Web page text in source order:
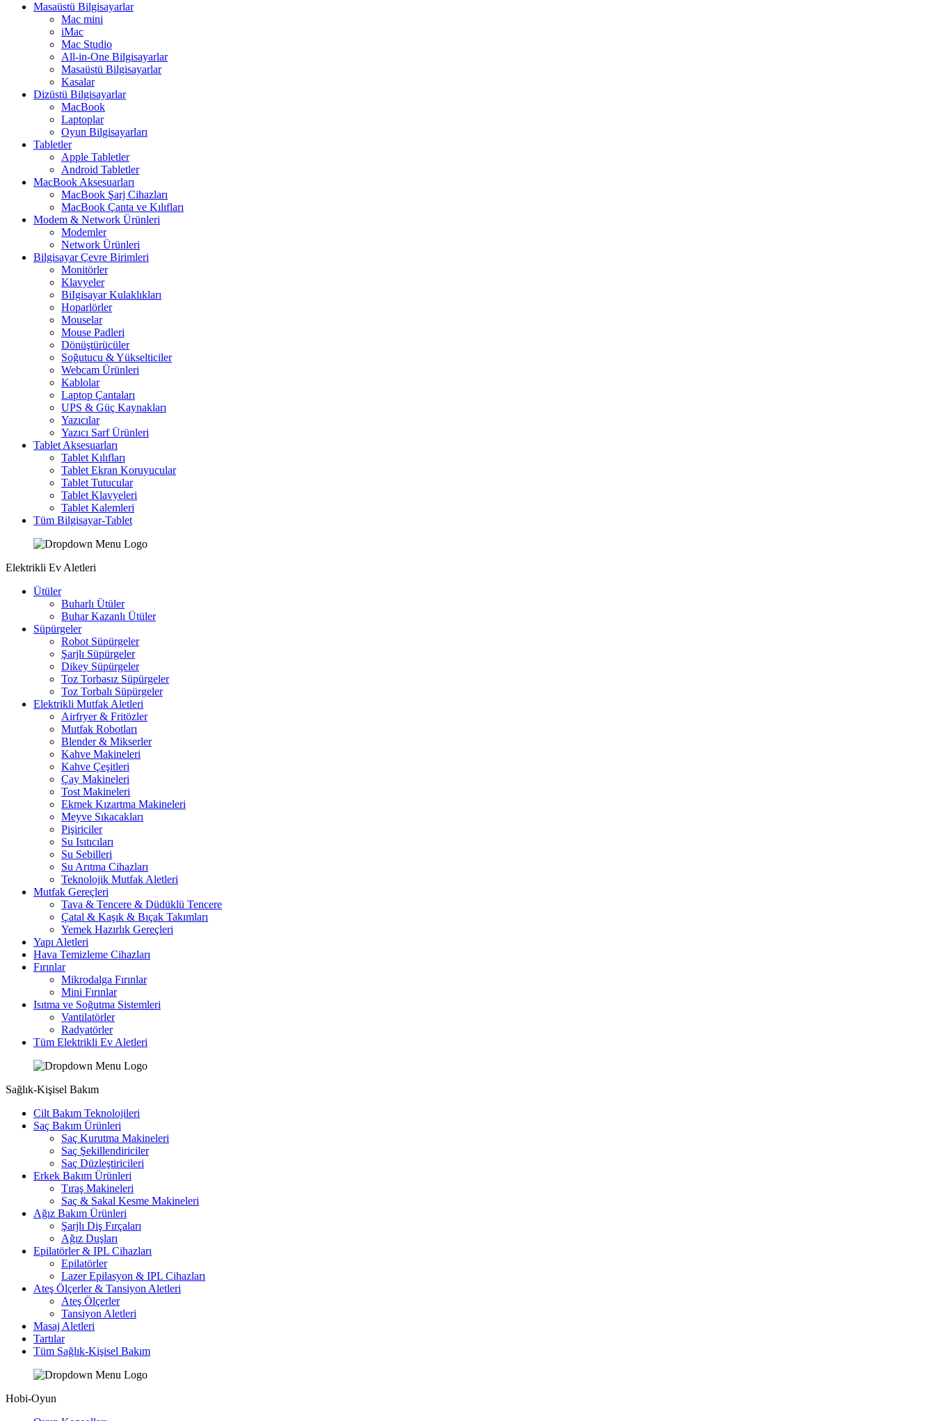
Masaüstü Bilgisayarlar
Mac mini
iMac
Mac Studio
All-in-One Bilgisayarlar
Masaüstü Bilgisayarlar
Kasalar
Dizüstü Bilgisayarlar
MacBook
Laptoplar
Oyun Bilgisayarları
Tabletler
Apple Tabletler
Android Tabletler
MacBook Aksesuarları
MacBook Şarj Cihazları
MacBook Çanta ve Kılıfları
Modem & Network Ürünleri
Modemler
Network Ürünleri
Bilgisayar Çevre Birimleri
Monitörler
Klavyeler
BiIgisayar Kulaklıkları
Hoparlörler
Mouselar
Mouse Padleri
Dönüştürücüler
Soğutucu & Yükselticiler
Webcam Ürünleri
Kablolar
Laptop Çantaları
UPS & Güç Kaynakları
Yazıcılar
Yazıcı Sarf Ürünleri
Tablet Aksesuarları
Tablet Kılıfları
Tablet Ekran Koruyucular
Tablet Tutucular
Tablet Klavyeleri
Tablet Kalemleri
Tüm Bilgisayar-Tablet
Elektrikli Ev Aletleri
Ütüler
Buharlı Ütüler
Buhar Kazanlı Ütüler
Süpürgeler
Robot Süpürgeler
Şarjlı Süpürgeler
Dikey Süpürgeler
Toz Torbasız Süpürgeler
Toz Torbalı Süpürgeler
Elektrikli Mutfak Aletleri
Airfryer & Fritözler
Mutfak Robotları
Blender & Mikserler
Kahve Makineleri
Kahve Çeşitleri
Çay Makineleri
Tost Makineleri
Ekmek Kızartma Makineleri
Meyve Sıkacakları
Pişiriciler
Su Isıtıcıları
Su Sebilleri
Su Arıtma Cihazları
Teknolojik Mutfak Aletleri
Mutfak Gereçleri
Tava & Tencere & Düdüklü Tencere
Çatal & Kaşık & Bıçak Takımları
Yemek Hazırlık Gereçleri
Yapı Aletleri
Hava Temizleme Cihazları
Fırınlar
Mikrodalga Fırınlar
Mini Fırınlar
Isıtma ve Soğutma Sistemleri
Vantilatörler
Radyatörler
Tüm Elektrikli Ev Aletleri
Sağlık-Kişisel Bakım
Cilt Bakım Teknolojileri
Saç Bakım Ürünleri
Saç Kurutma Makineleri
Saç Şekillendiriciler
Saç Düzleştiricileri
Erkek Bakım Ürünleri
Tıraş Makineleri
Saç & Sakal Kesme Makineleri
Ağız Bakım Ürünleri
Şarjlı Diş Fırçaları
Ağız Duşları
Epilatörler & IPL Cihazları
Epilatörler
Lazer Epilasyon & IPL Cihazları
Ateş Ölçerler & Tansiyon Aletleri
Ateş Ölçerler
Tansiyon Aletleri
Masaj Aletleri
Tartılar
Tüm Sağlık-Kişisel Bakım
Hobi-Oyun